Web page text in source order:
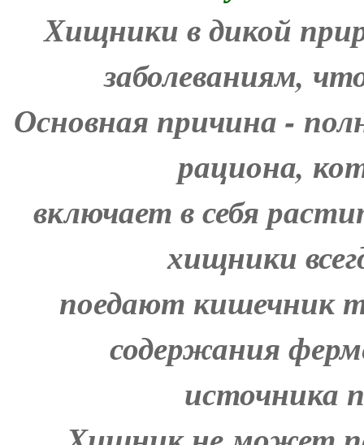
Хищники в дикой
заболеваниям,
Основная причина -
рациона,
включает в себя
хищники
поедают кишечник
содержания
источника